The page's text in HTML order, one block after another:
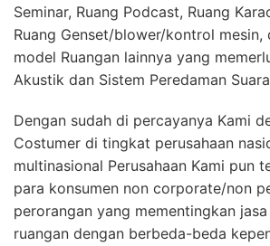
Seminar, Ruang Podcast, Ruang
Ruang Genset/blower/kontrol mesin,
model Ruangan lainnya yang
Akustik dan Sistem Peredaman
Dengan sudah di percayanya Kami
Costumer di tingkat perusahaan
multinasional Perusahaan Kami pun
para konsumen non corporate/non
perorangan yang mementingkan
ruangan dengan berbeda-beda